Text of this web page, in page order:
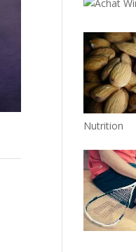
Nutrition